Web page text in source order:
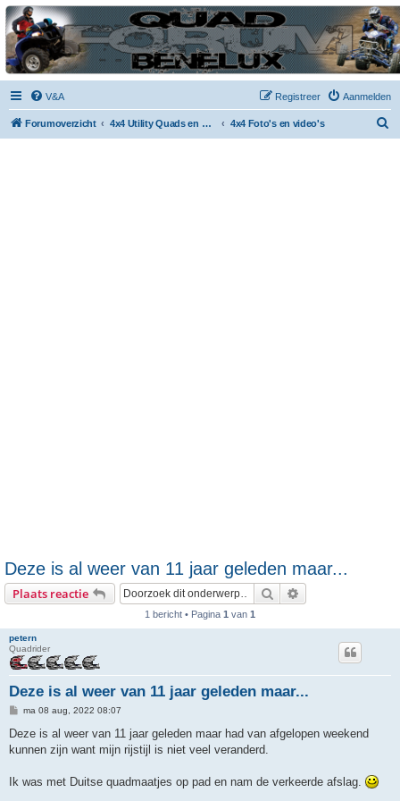
| QFB |
Hét quadforum van de Benelux
V&A Aanmelden
Registreer
Forumoverzicht 4x4 Utility Quads en Side by Side 4x4 Foto's en video's
Deze is al weer van 11 jaar geleden maar...
Plaats reactie Zoek
1 bericht • Pagina 1 van 1
petern
Quadrider
Deze is al weer van 11 jaar geleden maar...
B
r
c
ma 08 aug, 2022 08:07
Deze is al weer van 11 jaar geleden maar had van afgelopen weekend
kunnen zijn want mijn rijstijl is niet veel veranderd.
Ik was met Duitse quadmaatjes op pad en nam de verkeerde afslag.